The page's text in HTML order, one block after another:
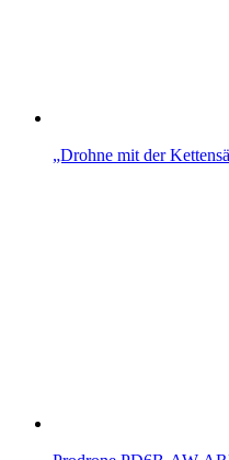
„Drohne mit der